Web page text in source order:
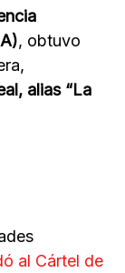
, obtuvo
alias “La
al Cártel de